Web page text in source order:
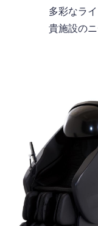
多彩なラ
貴施設の